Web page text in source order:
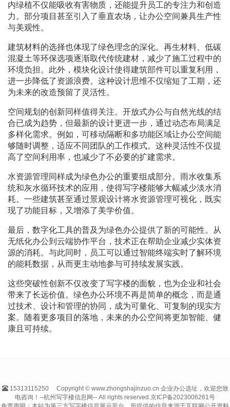
内绿植不仅能吸收有害物质，还能提升员工的专注力和创造
力。部分项目甚至引入了垂直农场，让办公空间兼具生产性
与美观性。
建筑材料的选择也体现了绿色理念的深化。再生材料、低碳
混凝土等环保选项逐渐取代传统建材，减少了施工过程中的
环境负担。此外，模块化设计使得建筑部件可以重复利用，
进一步降低了资源浪费。这种设计思维不仅缩短了工期，还
为未来的改造预留了灵活性。
空间规划的创新同样值得关注。开放式办公与自然光线的结
合已成为趋势，但最新的设计更进一步，通过动态布局满足
多样化需求。例如，可移动隔断和多功能区域让办公空间能
够随时调整，适应不同团队的工作模式。这种灵活性不仅提
高了空间利用率，也减少了不必要的扩建需求。
水资源管理同样成为绿色办公的重要组成部分。雨水收集系
统和灰水循环技术的应用，使得写字楼能够大幅减少淡水消
耗。一些建筑甚至通过景观设计将水资源管理可视化，既实
现了功能目标，又增添了美学价值。
最后，数字化工具的普及为绿色办公提供了新的可能性。从
无纸化办公到云端协作平台，技术正在帮助企业减少实体资
源的消耗。与此同时，员工可以通过智能终端实时了解环境
的能耗数据，从而更主动地参与可持续发展实践。
这些突破性创新不仅改变了写字楼的面貌，也为企业和社会
带来了长远价值。绿色办公环境不再是简单的概念，而是通
过技术、设计和管理的协同，成为可量化、可复制的现实方
案。随着更多项目的落地，未来的办公空间将更加智能、健
康且可持续。
15313115250
Copyright © www.zhongshajinzuo.cn 企业办公选址，欢迎您致
电咨询！--杭州写字楼信息网-- All rights reserved.京ICP备2023006261号